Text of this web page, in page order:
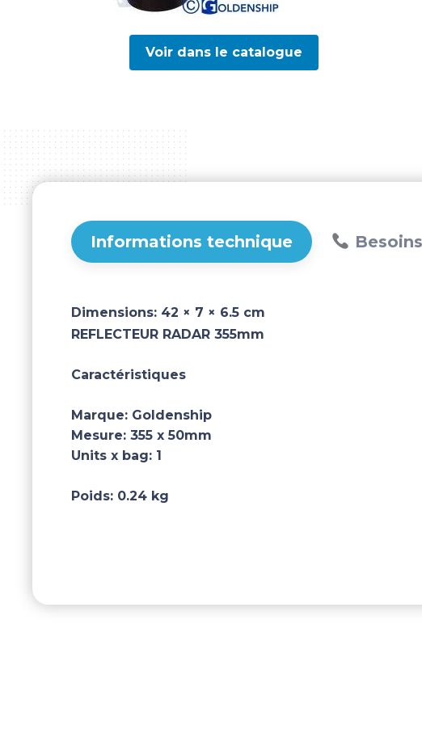
Voir dans le catalogue
Informations technique
Dimensions: 42 × 7 × 6.5 cm
REFLECTEUR RADAR 355mm
Caractéristiques
Marque: Goldenship
Mesure: 355 x 50mm
Units x bag: 1
Poids: 0.24 kg